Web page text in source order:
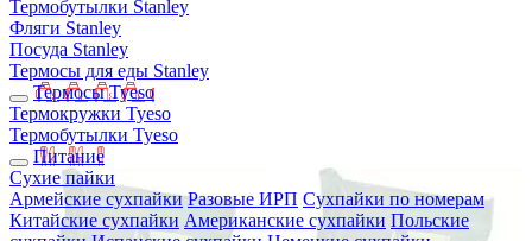
Термобутылки Stanley
Фляги Stanley
Посуда Stanley
Термосы для еды Stanley
Термосы Tyeso
Термокружки Tyeso
Термобутылки Tyeso
Питание
Сухие пайки
Армейские сухпайки Разовые ИРП Сухпайки по номерам
Китайские сухпайки Американские сухпайки Польские